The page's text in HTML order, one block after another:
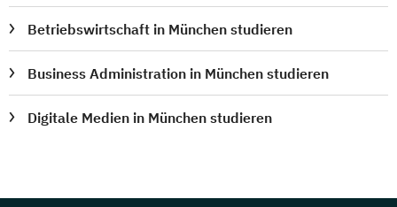
Betriebswirtschaft in München studieren
Business Administration in München studieren
Digitale Medien in München studieren